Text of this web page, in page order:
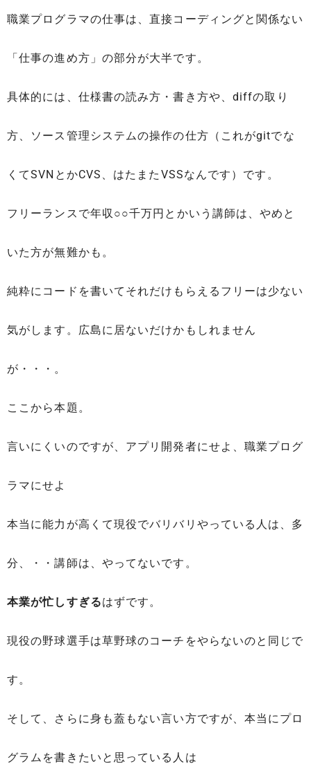
職業プログラマの仕事は、直接コーディングと関係ない
「仕事の進め方」の部分が大半です。
具体的には、仕様書の読み方・書き方や、diffの取り
方、ソース管理システムの操作の仕方（これがgitでな
くてSVNとかCVS、はたまたVSSなんです）です。
フリーランスで年収○○千万円とかいう講師は、やめと
いた方が無難かも。
純粋にコードを書いてそれだけもらえるフリーは少ない
気がします。広島に居ないだけかもしれません
が・・・。
ここから本題。
言いにくいのですが、アプリ開発者にせよ、職業プログ
ラマにせよ
本当に能力が高くて現役でバリバリやっている人は、多
分、・・講師は、やってないです。
本業が忙しすぎるはずです。
現役の野球選手は草野球のコーチをやらないのと同じで
す。
そして、さらに身も蓋もない言い方ですが、本当にプロ
グラムを書きたいと思っている人は